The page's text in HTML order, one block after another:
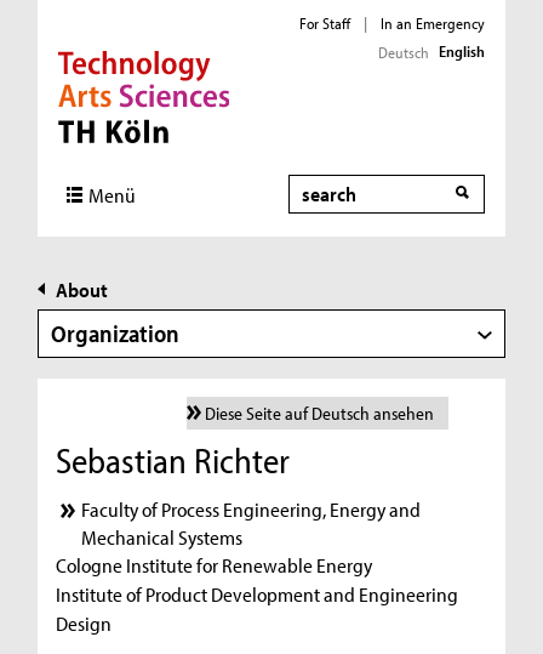
Direkt zur Hauptnavigation
Direkt zur Subnavigation
Direkt zum Inhalt
Direkt zum Fußbereich
For Staff |
In an Emergency
Deutsch English
Menü Search
About
Organization
Diese Seite auf Deutsch ansehen
Sebastian Richter
Faculty of Process Engineering, Energy and
Mechanical Systems
Cologne Institute for Renewable Energy
Institute of Product Development and Engineering
Design